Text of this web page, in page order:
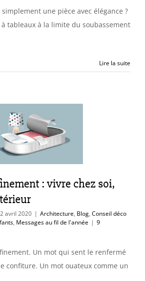
une pièce avec élégance ?
tableaux à la limite du soubassement
Lire la suite
: vivre chez soi,
avril 2020 | Architecture, Blog, Conseil déco
, Messages au fil de l'année | 9
Un mot qui sent le renfermé
confiture. Un mot ouateux comme un